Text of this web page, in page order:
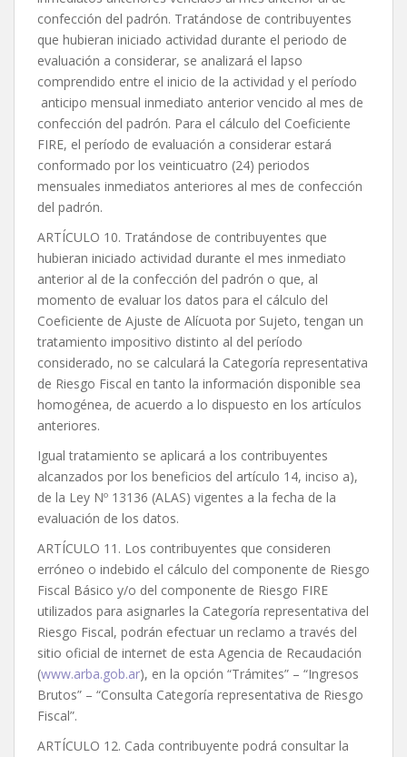
confección del padrón. Tratándose de contribuyentes
que hubieran iniciado actividad durante el periodo de
evaluación a considerar, se analizará el lapso
comprendido entre el inicio de la actividad y el período
anticipo mensual inmediato anterior vencido al mes de
confección del padrón. Para el cálculo del Coeficiente
FIRE, el período de evaluación a considerar estará
conformado por los veinticuatro (24) periodos
mensuales inmediatos anteriores al mes de confección
del padrón.
ARTÍCULO 10. Tratándose de contribuyentes que
hubieran iniciado actividad durante el mes inmediato
anterior al de la confección del padrón o que, al
momento de evaluar los datos para el cálculo del
Coeficiente de Ajuste de Alícuota por Sujeto, tengan un
tratamiento impositivo distinto al del período
considerado, no se calculará la Categoría representativa
de Riesgo Fiscal en tanto la información disponible sea
homogénea, de acuerdo a lo dispuesto en los artículos
anteriores.
Igual tratamiento se aplicará a los contribuyentes
alcanzados por los beneficios del artículo 14, inciso a),
de la Ley Nº 13136 (ALAS) vigentes a la fecha de la
evaluación de los datos.
ARTÍCULO 11. Los contribuyentes que consideren
erróneo o indebido el cálculo del componente de Riesgo
Fiscal Básico y/o del componente de Riesgo FIRE
utilizados para asignarles la Categoría representativa del
Riesgo Fiscal, podrán efectuar un reclamo a través del
sitio oficial de internet de esta Agencia de Recaudación
(www.arba.gob.ar), en la opción “Trámites” – “Ingresos
Brutos” – “Consulta Categoría representativa de Riesgo
Fiscal”.
ARTÍCULO 12. Cada contribuyente podrá consultar la